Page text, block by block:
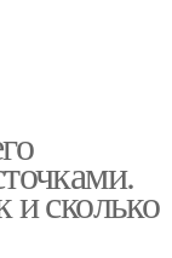
сколько